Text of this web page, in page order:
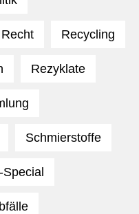
Recht Recycling
Rezyklate
Schmierstoffe